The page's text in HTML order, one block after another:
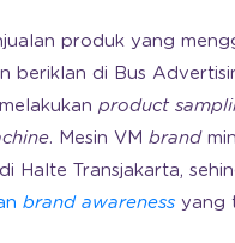
produk yang
beriklan di Bus
product
. Mesin VM brand
Halte Transjakarta,
brand awareness yang